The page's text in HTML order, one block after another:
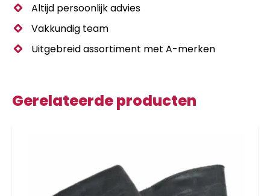
Altijd persoonlijk advies
Vakkundig team
Uitgebreid assortiment met A-merken
Gerelateerde producten